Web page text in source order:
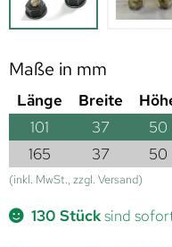
Maße in mm
Länge Breite
101
37 50
165
37 50
(inkl. MwSt., zzgl. Versand)
130 Stücksind